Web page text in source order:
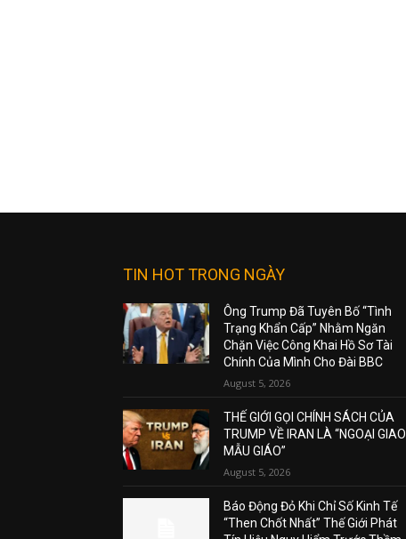
TIN HOT TRONG NGÀY
Ông Trump Đã Tuyên Bố “Tình
Trạng Khẩn Cấp” Nhằm Ngăn
Chặn Việc Công Khai Hồ Sơ Tài
Chính Của Mình Cho Đài BBC
August 5, 2026
THẾ GIỚI GỌI CHÍNH SÁCH CỦA
TRUMP VỀ IRAN LÀ “NGOẠI GIAO
MẪU GIÁO”
August 5, 2026
Báo Động Đỏ Khi Chỉ Số Kinh Tế
“Then Chốt Nhất” Thế Giới Phát